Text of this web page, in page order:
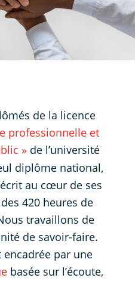
de la licence
professionnelle et
»de l’université
diplôme national,
au cœur de ses
420 heures de
travaillons de
de savoir-faire.
par une
basée sur l’écoute,